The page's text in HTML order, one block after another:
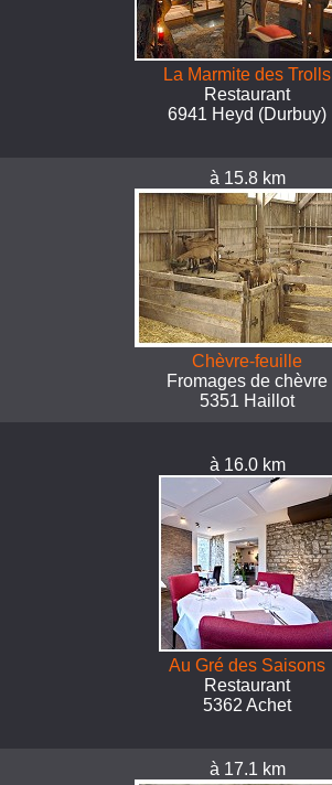
La Marmite des Trolls
Restaurant
6941 Heyd (Durbuy)
à 15.8 km
Chèvre-feuille
Fromages de chèvre
5351 Haillot
à 16.0 km
Au Gré des Saisons
Restaurant
5362 Achet
à 17.1 km